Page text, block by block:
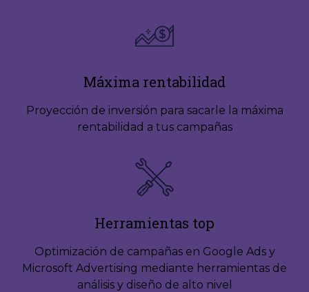
Máxima rentabilidad
Proyección de inversión para sacarle la máxima
rentabilidad a tus campañas
Herramientas top
Optimización de campañas en Google Ads y
Microsoft Advertising mediante herramientas de
análisis y diseño de alto nivel